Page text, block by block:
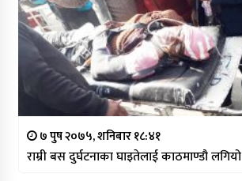
७ पुष २०७५, शनिबार १८:४१
राम्री बस दुर्घटनाका घाइतेलाई काठमाण्डौ लगियो